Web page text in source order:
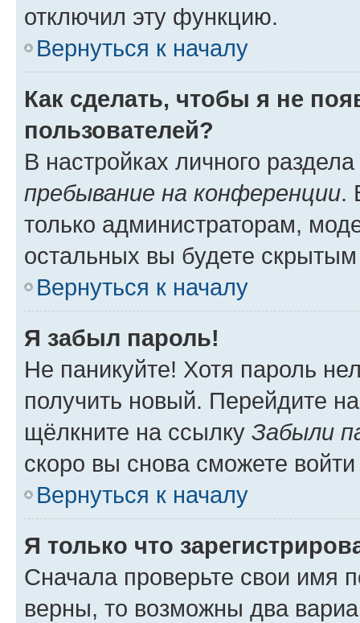
отключил эту функцию.
Вернуться к началу
Как сделать, чтобы я не
пользователей?
В настройках личного
пребывание на конференции.
только администраторам,
остальных вы будете
Вернуться к началу
Я забыл пароль!
Не паникуйте! Хотя пароль
получить новый. Перейдите
щёлкните на ссылку Забыли
скоро вы снова сможете
Вернуться к началу
Я только что
Сначала проверьте свои имя
верны, то возможны два